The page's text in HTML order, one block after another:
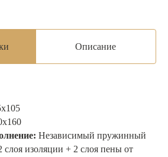
Описание
х105
х160
Независимый пружинный
слоя изоляции + 2 слоя пены от